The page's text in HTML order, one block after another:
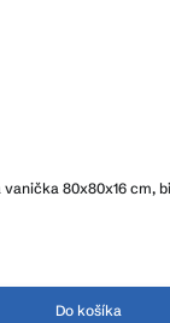
80x80x16 cm,
Do košíka